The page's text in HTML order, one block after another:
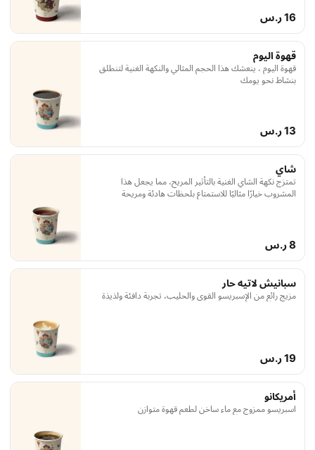
16 ر.س
قهوة اليوم
قهوة اليوم ، ينعشك هذا الحجم المثالي والنكهة الغنية لتنطلق
بنشاط نحو يومك
13 ر.س
شاي
تمتزج نكهة الشاي الغنية بالتأثير المريح، مما يجعل هذا
المشروب خيارًا مثاليًا للاستمتاع بلحظات هادئة ومريحة
8 ر.س
سبانيش لاتيه حار
مزيج رائع من الإسبريسو القوي والحليب، تجربة دافئة ولذيذة
19 ر.س
أمريكانو
اسبريسو ممزوج مع ماء ساخن لطعم قهوة متوازن